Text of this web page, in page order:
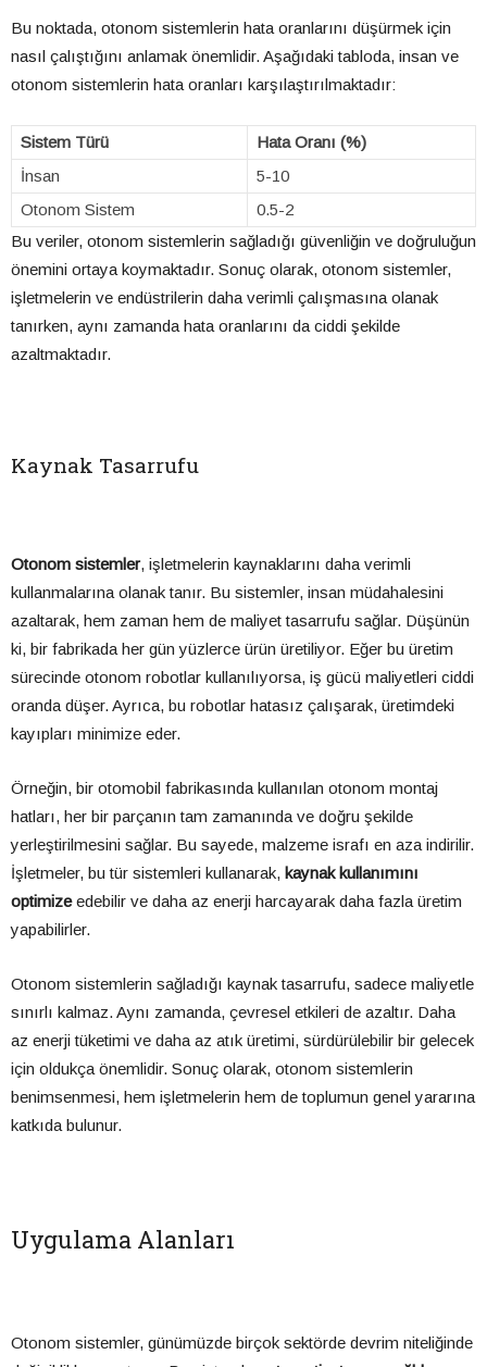
Bu noktada, otonom sistemlerin hata oranlarını düşürmek için
nasıl çalıştığını anlamak önemlidir. Aşağıdaki tabloda, insan ve
otonom sistemlerin hata oranları karşılaştırılmaktadır:
Sistem Türü
Hata Oranı (%)
İnsan
5-10
Otonom Sistem
0.5-2
Bu veriler, otonom sistemlerin sağladığı güvenliğin ve doğruluğun
önemini ortaya koymaktadır. Sonuç olarak, otonom sistemler,
işletmelerin ve endüstrilerin daha verimli çalışmasına olanak
tanırken, aynı zamanda hata oranlarını da ciddi şekilde
azaltmaktadır.
Kaynak Tasarrufu
Otonom sistemler, işletmelerin kaynaklarını daha verimli
kullanmalarına olanak tanır. Bu sistemler, insan müdahalesini
azaltarak, hem zaman hem de maliyet tasarrufu sağlar. Düşünün
ki, bir fabrikada her gün yüzlerce ürün üretiliyor. Eğer bu üretim
sürecinde otonom robotlar kullanılıyorsa, iş gücü maliyetleri ciddi
oranda düşer. Ayrıca, bu robotlar hatasız çalışarak, üretimdeki
kayıpları minimize eder.
Örneğin, bir otomobil fabrikasında kullanılan otonom montaj
hatları, her bir parçanın tam zamanında ve doğru şekilde
yerleştirilmesini sağlar. Bu sayede, malzeme israfı en aza indirilir.
İşletmeler, bu tür sistemleri kullanarak, kaynak kullanımını
optimizeedebilir ve daha az enerji harcayarak daha fazla üretim
yapabilirler.
Otonom sistemlerin sağladığı kaynak tasarrufu, sadece maliyetle
sınırlı kalmaz. Aynı zamanda, çevresel etkileri de azaltır. Daha
az enerji tüketimi ve daha az atık üretimi, sürdürülebilir bir gelecek
için oldukça önemlidir. Sonuç olarak, otonom sistemlerin
benimsenmesi, hem işletmelerin hem de toplumun genel yararına
katkıda bulunur.
Uygulama Alanları
Otonom sistemler, günümüzde birçok sektörde devrim niteliğinde